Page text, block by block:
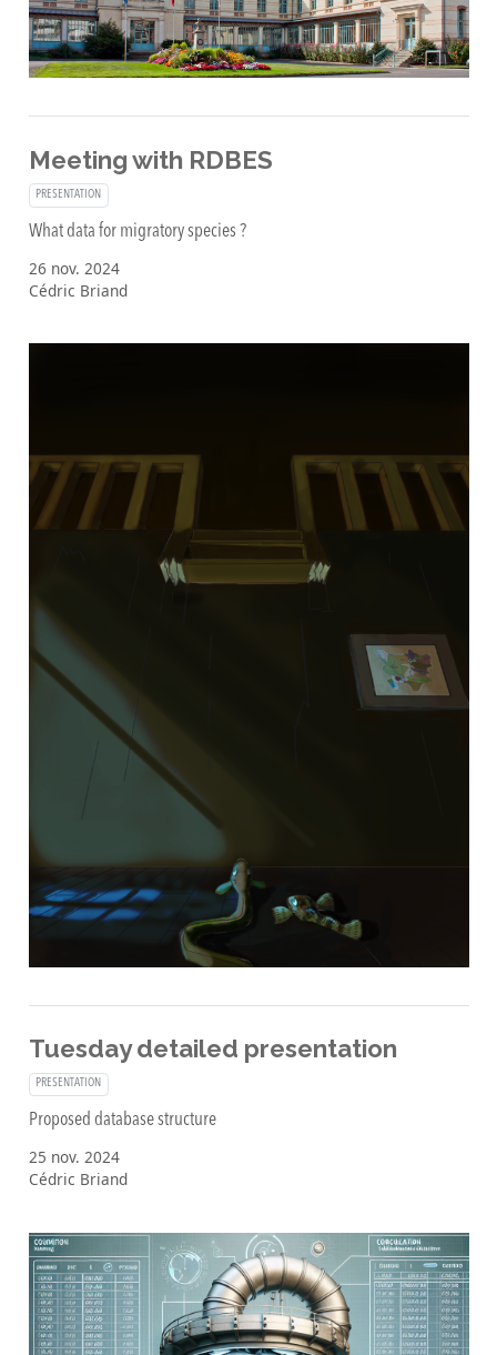
Meeting with RDBES
PRESENTATION
What data for migratory species ?
26 nov. 2024
Cédric Briand
Tuesday detailed presentation
PRESENTATION
Proposed database structure
25 nov. 2024
Cédric Briand